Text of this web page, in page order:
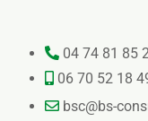
04 74 81 85
06 70 52 18
bsc@bs-